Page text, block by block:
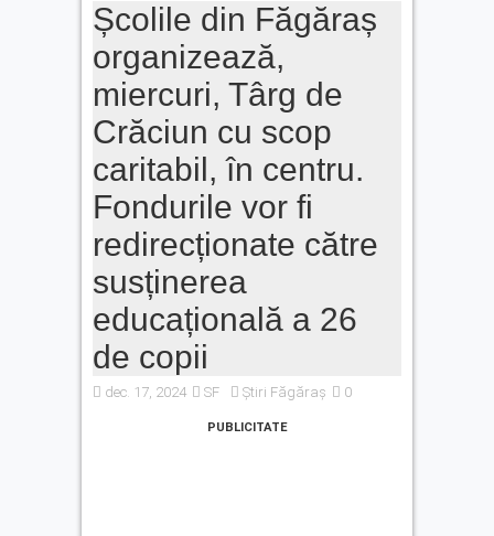
Școlile din Făgăraș
organizează,
miercuri, Târg de
Crăciun cu scop
caritabil, în centru.
Fondurile vor fi
redirecționate către
susținerea
educațională a 26
de copii
dec. 17, 2024 SF Știri Făgăraș 0
PUBLICITATE